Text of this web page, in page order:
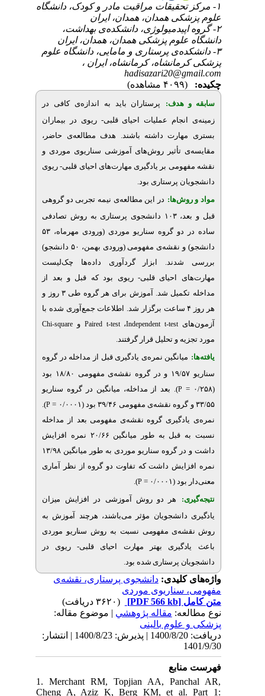
تحقیقات مراقبت مادر و کودک، دانشگاه
همدان، همدان، ایران
دانشکده‌ی بهداشت،
پزشکی همدان، همدان، ایران
پرستاری و مامایی، دانشگاه علوم
کرمانشاه، ایران ،
پرستاران باید به اندازه‌ی کافی در
عملیات احیای قلبی- ریوی در بیماران
داشته باشند. هدف مطالعه‌ی حاضر،
تأثیر روش‌های آموزشی سناریوی موردی و
بر یادگیری مهارت‌های احیای قلبی- ریوی
پرستاری بود.
در این مطالعه‌ی نیمه تجربی دو گروهی
قبل و بعد، ۱۰۳ دانشجوی پرستاری به روش تصادفی
ساده در دو گروه سناریو موردی (ورودی مهرماه، ۵۳
دانشجو) و نقشه‌ی مفهومی (ورودی بهمن، ۵۰ دانشجو)
ابزار گردآوری داده‌ها چک‌لیست
احیای قلبی- ریوی بود که قبل و بعد از
مداخله تکمیل شد. آموزش برای هر گروه طی ۳ روز و
هر روز ۴ ساعت برگزار شد. اطلاعات جمع‌آوری شده با
Independent t-test،Paired t-testوChi-square
و تحلیل قرار گرفتند.
میانگین نمره‌ی یادگیری قبل از مداخله در گروه
سناریو ۱۹/۵۷ و در گروه نقشه‌ی مفهومی ۱۸/۸۰ بود
). بعد از مداخله، میانگین در گروه سناریو
P
).
گروه نقشه‌ی مفهومی بعد از مداخله
نسبت به قبل به طور میانگین ۲۰/۶۶ نمره افزایش
داشت و در گروه سناریو موردی به طور میانگین ۱۳/۹۸
داشت که تفاوت دو گروه از نظر آماری
P
).
هر دو روش آموزشی در افزایش میزان
دانشجویان مؤثر می‌باشند، هرچند آموزش به
مفهومی نسبت به روش سناریو موردی
بهتر مهارت احیای قلبی- ریوی در
پرستاری شده بود.
دانشجوی پرستاری، نقشه‌ی
سناریوی موردی
(۳۶۲۰ دریافت)
مقاله پژوهشي| موضوع مقاله:
بالینی
دریافت: 1400/8/20 | پذیرش: 1400/8/23 | انتشار:
1. Merchant RM, Topjian AA,
Cheng A, Aziz K, Berg KM, et